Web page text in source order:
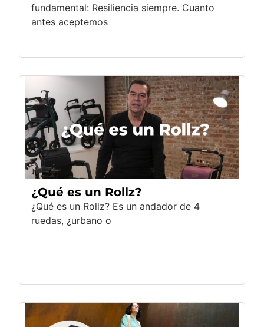
fundamental: Resiliencia siempre. Cuanto
antes aceptemos
¿Qué es un Rollz?
¿Qué es un Rollz? Es un andador de 4
ruedas, ¿urbano o